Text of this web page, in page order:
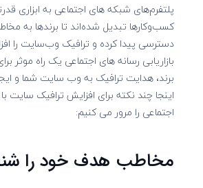
پلتفرم‌های شبکه های اجتماعی به ابزاری
کسب‌وکارها تبدیل شده‌اند تا برندها به
دسترسی پیدا کرده و ترافیک وب‌سایت را
بازاریابی رسانه های اجتماعی یک راه موثر
برند، هدایت ترافیک به وب سایت شما و
اینجا چند نکته برای افزایش ترافیک سایت
اجتماعی را مرور می کنیم:
مخاطب هدف خود را